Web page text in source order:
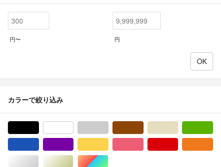
円〜 円
カラーで絞り込み
シルバー/銀色系ゴールド/金色系マルチカラー